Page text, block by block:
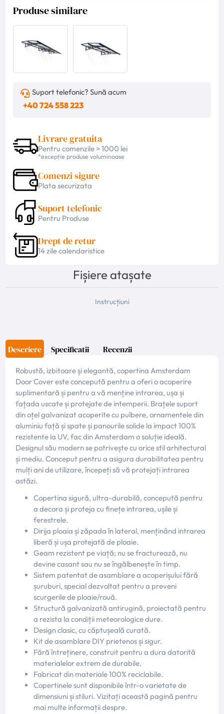
Produse similare
Suport telefonic? Sună acum
+40 724 558 223
Livrare gratuita
Pentru comenzile > 1000 lei
*excepție produse voluminoase
Comenzi sigure
Plata securizata
Suport telefonic
Pentru Produse
Drept de retur
14 zile calendaristice
Fișiere atașate
Instrucțiuni
Descriere Specificatii Recenzii
Robustă, izbitoare și elegantă, copertina Amsterdam
Door Cover este concepută pentru a oferi o acoperire
suplimentară și pentru a vă menține intrarea, ușa și
fațada uscate și protejate de intemperii. Brațele suport
din oțel galvanizat acoperite cu pulbere, ornamentele din
aluminiu față și spate și panourile solide la impact 100%
rezistente la UV, fac din Amsterdam o soluție ideală.
Designul său modern se potrivește cu orice stil arhitectural
și mediu. Conceput pentru a asigura durabilitatea pentru
mulți ani de utilizare, începeți să vă protejați intrarea
astăzi.
Copertina sigură, ultra-durabilă, concepută pentru
a decora și proteja cu finețe intrarea, ușile și
ferestrele.
Dirija ploaia și zăpada în lateral, menținând intrarea
liberă și ușa protejată de ploaie.
Geam rezistent pe viață; nu se fracturează, nu
devine casant sau nu se îngălbenește în timp.
Sistem patentat de asamblare a acoperișului fără
șuruburi, special dezvoltat pentru a preveni
scurgerile de ploaie/rouă.
Structură galvanizată antirugină, proiectată pentru
a rezista la condiții meteorologice dure.
Design clasic, cu căptușeală curată.
Kit de asamblare DIY prietenos și sigur.
Fără întreținere, construit pentru a dura datorită
materialelor extrem de durabile.
Fabricat din materiale 100% reciclabile.
Copertinele sunt disponibile într-o varietate de
dimensiuni și stiluri. Vizitați această pagină pentru
mai multe informații despre.